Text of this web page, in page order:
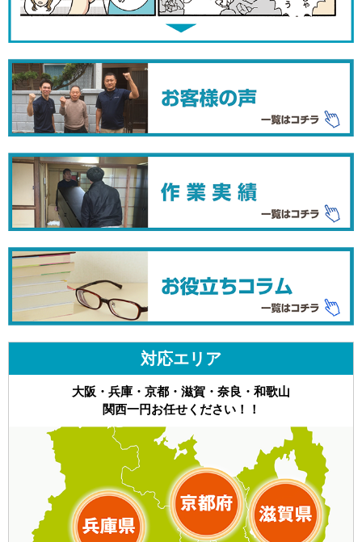
対応エリア
大阪・兵庫・京都・滋賀・奈良・和歌山
関西一円お任せください！！